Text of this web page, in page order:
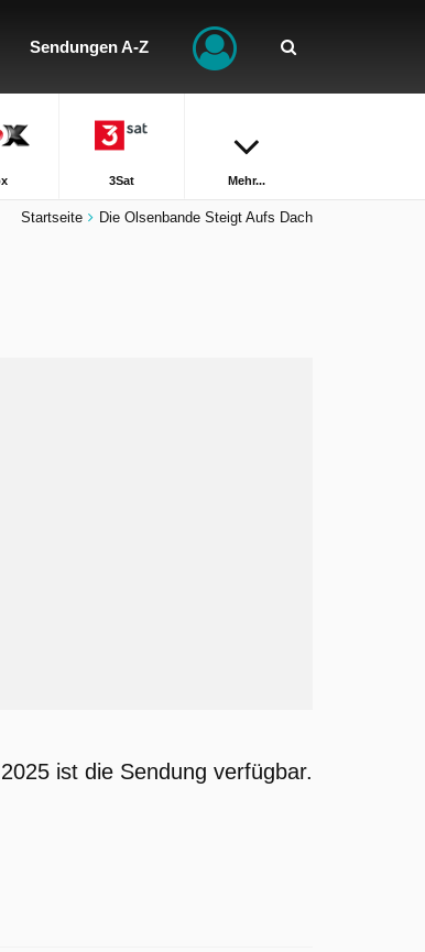
Sendungen A-Z
3Sat Mehr...
Startseite Die Olsenbande Steigt Aufs Dach
ist die Sendung verfügbar.